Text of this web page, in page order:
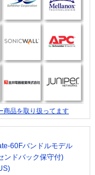
商品を取り扱ってます
60Fバンドルモデル
ンドバック保守付)